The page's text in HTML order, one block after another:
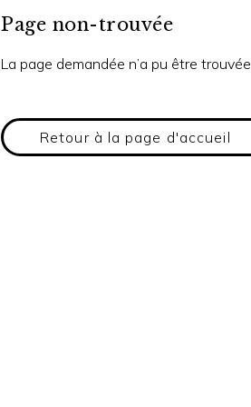
Page non-trouvée
La page demandée n’a pu être
Retour à la page d'accueil